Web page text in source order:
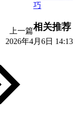
上一篇
2026年4月6日 14:13
巧
相关推荐